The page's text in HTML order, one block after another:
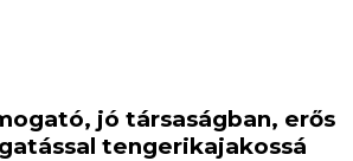
jó társaságban, erős
tengerikajakossá